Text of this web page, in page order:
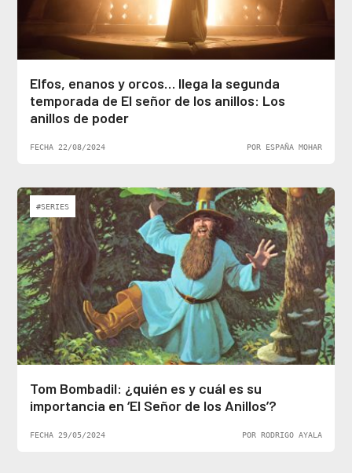
Elfos, enanos y orcos… llega la segunda
temporada de El señor de los anillos: Los
anillos de poder
FECHA 22/08/2024 POR ESPAÑA MOHAR
#SERIES
Tom Bombadil: ¿quién es y cuál es su
importancia en ‘El Señor de los Anillos’?
FECHA 29/05/2024 POR RODRIGO AYALA